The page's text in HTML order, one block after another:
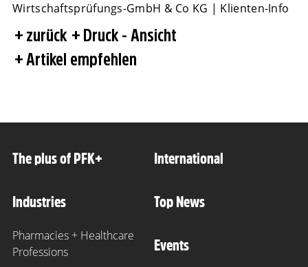
Wirtschaftsprüfungs-GmbH & Co KG | Klienten-Info
zurück
Druck - Ansicht
Artikel empfehlen
The plus of PFK+
Industries
Pharmacies + Healthcare
Professions
International
Top News
Events